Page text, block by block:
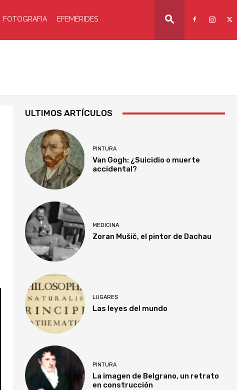
FOTOGRAFIA EFEMÉRIDES
ULTIMOS ARTÍCULOS
PINTURA
Van Gogh: ¿Suicidio o muerte
accidental?
MEDICINA
Zoran Mušič, el pintor de Dachau
LUGARES
Las leyes del mundo
PINTURA
La imagen de Belgrano, un retrato
en construcción